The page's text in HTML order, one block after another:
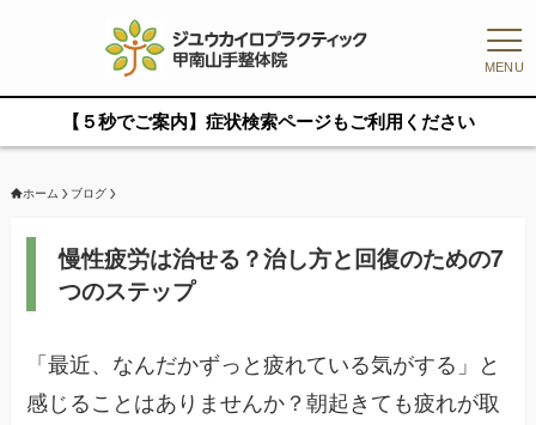
MENU
【５秒でご案内】症状検索ページもご利用ください
ホーム ブログ
慢性疲労は治せる？治し方と回復のための7
つのステップ
「最近、なんだかずっと疲れている気がする」と
感じることはありませんか？朝起きても疲れが取